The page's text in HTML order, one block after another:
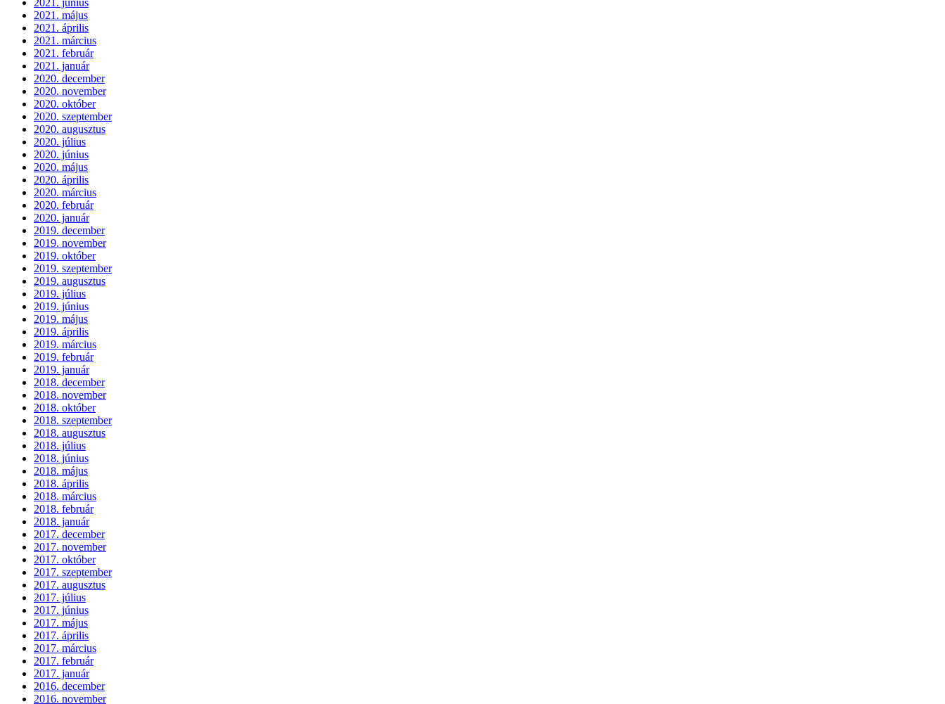
2021. május
2021. április
2021. március
2021. február
2021. január
2020. december
2020. november
2020. október
2020. szeptember
2020. augusztus
2020. július
2020. június
2020. május
2020. április
2020. március
2020. február
2020. január
2019. december
2019. november
2019. október
2019. szeptember
2019. augusztus
2019. július
2019. június
2019. május
2019. április
2019. március
2019. február
2019. január
2018. december
2018. november
2018. október
2018. szeptember
2018. augusztus
2018. július
2018. június
2018. május
2018. április
2018. március
2018. február
2018. január
2017. december
2017. november
2017. október
2017. szeptember
2017. augusztus
2017. július
2017. június
2017. május
2017. április
2017. március
2017. február
2017. január
2016. december
2016. november